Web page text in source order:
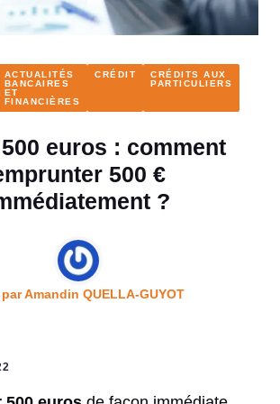
ACTUALITÉS
BANCAIRES
ET
FINANCIÈRES
CRÉDIT
CRÉDITS AUX
PARTICULIERS
euros : comment
500 €
?
parAmandin QUELLA-GUYOT